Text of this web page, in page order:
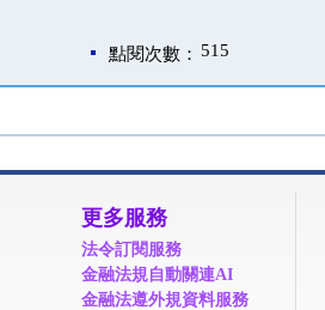
點閱次數： 515
更多服務
法令訂閱服務
金融法規自動關連AI
金融法遵外規資料服務